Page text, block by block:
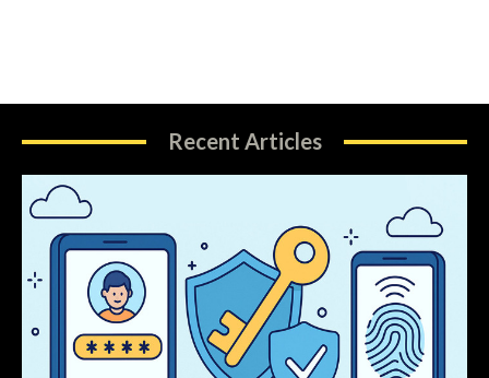
Recent Articles